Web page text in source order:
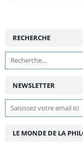
NEWSLETTER
RECHERCHE
LE MONDE DE LA